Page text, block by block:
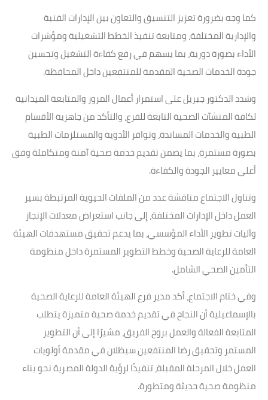
كما وجه بضرورة تعزيز التنسيق والتعاون بين الإدارات الفنية
والإدارية المختلفة، ومتابعة تنفيذ الخطط التشغيلية ومؤشرات
الأداء بصورة دورية، بما يسهم في رفع كفاءة التشغيل وتحسين
جودة الخدمات الصحية المقدمة للمنتفعين داخل المحافظة.
وشدد الدكتور جبريل على استمرار أعمال المرور والمتابعة الميدانية
لكافة المنشآت الصحية التابعة للفرع، والتأكد من جاهزية الأقسام
الطبية والخدمات المساندة، وتوافر الأدوية والمستلزمات الطبية
بصورة مستمرة، بما يضمن تقديم خدمة صحية آمنة ومتكاملة وفق
أعلى معايير الجودة والكفاءة.
وتناول الاجتماع مناقشة عدد من الملفات الحيوية المرتبطة بسير
العمل داخل الإدارات المختلفة، إلى جانب استعراض معدلات الإنجاز
وآليات تطوير الأداء المؤسسي، بما يدعم تحقيق مستهدفات الهيئة
العامة للرعاية الصحية وخطط التطوير المستمرة داخل منظومة
التأمين الصحي الشامل.
وفي ختام الاجتماع، أكد مدير فرع الهيئة العامة للرعاية الصحية
بالإسماعيلية أن النجاح في تقديم خدمة صحية متميزة يتطلب
المتابعة الفعالة والعمل بروح الفريق، مشيرًا إلى أن التطوير
المستمر وتحقيق رضا المنتفعين سيظلان في مقدمة أولويات
العمل خلال المرحلة المقبلة، تنفيذًا لرؤية الدولة المصرية نحو بناء
منظومة صحية حديثة ومتطورة.